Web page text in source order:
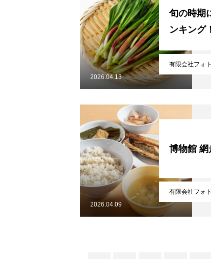
北海道最強のビジネス課題
無料で登録したい企業様はこち
北海道最強のビジネス課題解
有限会社フォ
旬の時期
ンキング！
2026.04.13
有限会社フォ
博物館 網
2026.04.09